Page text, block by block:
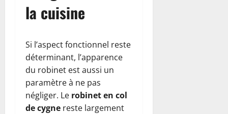
la cuisine
Si l’aspect fonctionnel reste
déterminant, l’apparence
du robinet est aussi un
paramètre à ne pas
négliger. Le robinet en col
de cygne reste largement